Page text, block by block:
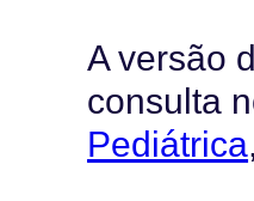
A versão
consulta
Pediátrica